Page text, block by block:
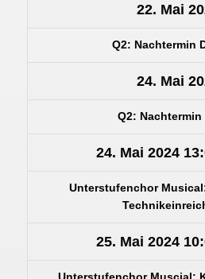
22. Mai
Q2: Nachtermin
24. Mai
Q2: Nachtermin
24. Mai 2024
Unterstufenchor
25. Mai 2024